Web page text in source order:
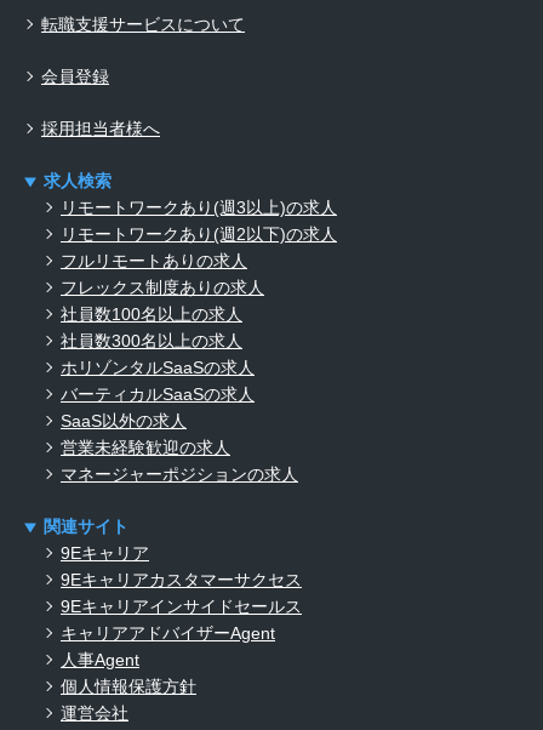
転職支援サービスについて
会員登録
採用担当者様へ
求人検索
リモートワークあり(週3以上)の求人
リモートワークあり(週2以下)の求人
フルリモートありの求人
フレックス制度ありの求人
社員数100名以上の求人
社員数300名以上の求人
ホリゾンタルSaaSの求人
バーティカルSaaSの求人
SaaS以外の求人
営業未経験歓迎の求人
マネージャーポジションの求人
関連サイト
9Eキャリア
9Eキャリアカスタマーサクセス
9Eキャリアインサイドセールス
キャリアアドバイザーAgent
人事Agent
個人情報保護方針
運営会社